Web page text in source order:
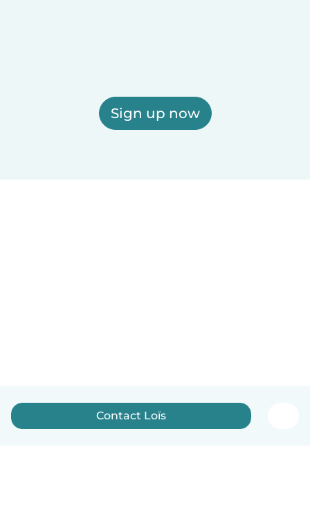
Sign up now
Contact Loïs